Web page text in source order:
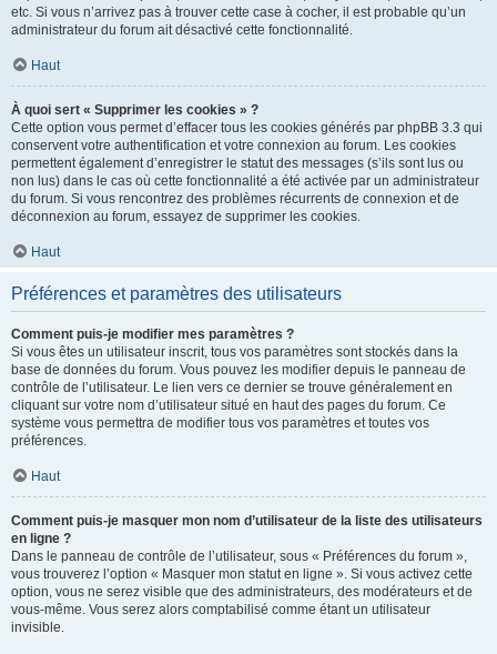
etc. Si vous n’arrivez pas à trouver cette case à cocher, il est probable qu’un
administrateur du forum ait désactivé cette fonctionnalité.
Haut
À quoi sert « Supprimer les cookies » ?
Cette option vous permet d’effacer tous les cookies générés par phpBB 3.3 qui
conservent votre authentification et votre connexion au forum. Les cookies
permettent également d’enregistrer le statut des messages (s’ils sont lus ou
non lus) dans le cas où cette fonctionnalité a été activée par un administrateur
du forum. Si vous rencontrez des problèmes récurrents de connexion et de
déconnexion au forum, essayez de supprimer les cookies.
Haut
Préférences et paramètres des utilisateurs
Comment puis-je modifier mes paramètres ?
Si vous êtes un utilisateur inscrit, tous vos paramètres sont stockés dans la
base de données du forum. Vous pouvez les modifier depuis le panneau de
contrôle de l’utilisateur. Le lien vers ce dernier se trouve généralement en
cliquant sur votre nom d’utilisateur situé en haut des pages du forum. Ce
système vous permettra de modifier tous vos paramètres et toutes vos
préférences.
Haut
Comment puis-je masquer mon nom d’utilisateur de la liste des utilisateurs
en ligne ?
Dans le panneau de contrôle de l’utilisateur, sous « Préférences du forum »,
vous trouverez l’option « Masquer mon statut en ligne ». Si vous activez cette
option, vous ne serez visible que des administrateurs, des modérateurs et de
vous-même. Vous serez alors comptabilisé comme étant un utilisateur
invisible.